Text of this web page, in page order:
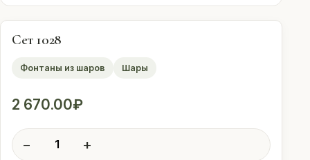
подписки
086-59-99
Сет 1028
Фонтаны из шаров Шары
2 670.00₽
−
Количество
товара
+